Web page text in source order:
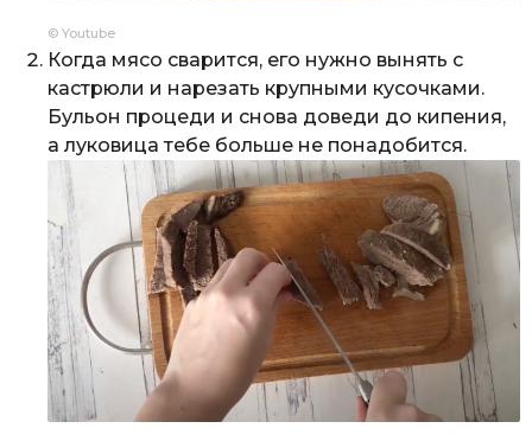
© Youtube
Когда мясо сварится, его нужно вынять с
кастрюли и нарезать крупными кусочками.
Бульон процеди и снова доведи до кипения,
а луковица тебе больше не понадобится.